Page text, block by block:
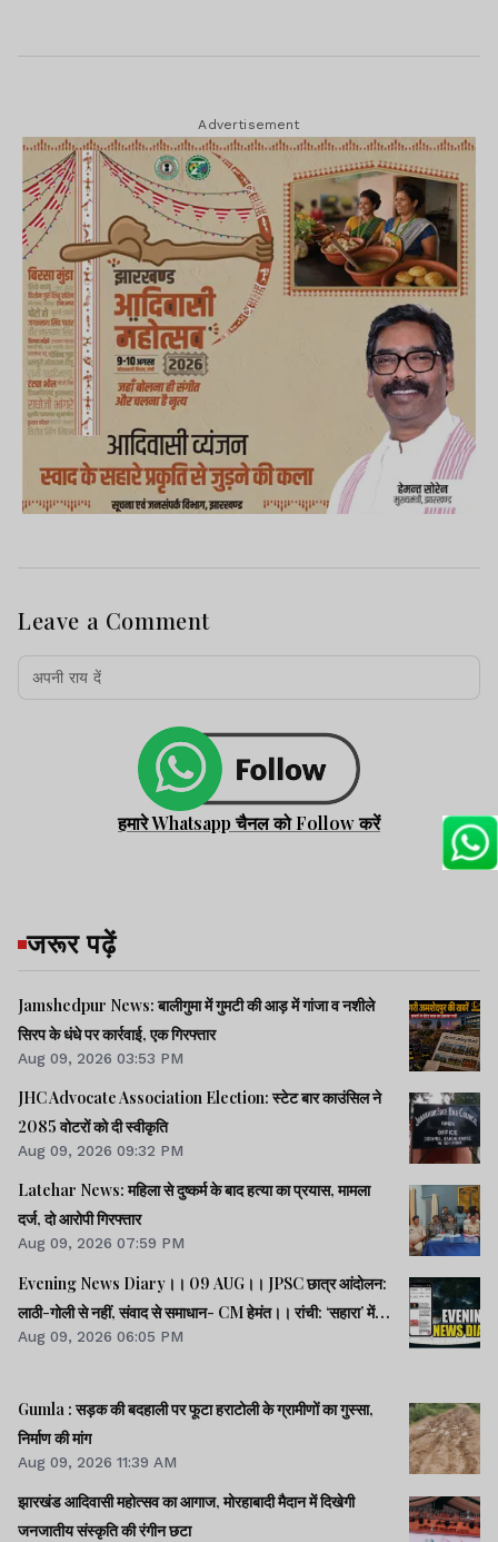
Advertisement
Leave a Comment
हमारे Whatsapp चैनल को Follow करें
जरूर पढ़ें
Jamshedpur News: बालीगुमा में गुमटी की आड़ में गांजा व नशीले
सिरप के धंधे पर कार्रवाई, एक गिरफ्तार
Aug 09, 2026 03:53 PM
JHC Advocate Association Election: स्टेट बार काउंसिल ने
2085 वोटरों को दी स्वीकृति
Aug 09, 2026 09:32 PM
Latehar News: महिला से दुष्कर्म के बाद हत्या का प्रयास, मामला
दर्ज, दो आरोपी गिरफ्तार
Aug 09, 2026 07:59 PM
Evening News Diary।। 09 AUG।। JPSC छात्र आंदोलन:
लाठी-गोली से नहीं, संवाद से समाधान- CM हेमंत।। रांची: ‘सहारा’ में
फंसे 32600 करोड़ की वापसी को लेकर सत्याग्रह।। SC/ST क्रीमी
अन्य खबरें व वीडियो।।
Aug 09, 2026 06:05 PM
Gumla : सड़क की बदहाली पर फूटा हराटोली के ग्रामीणों का गुस्सा,
निर्माण की मांग
Aug 09, 2026 11:39 AM
झारखंड आदिवासी महोत्सव का आगाज, मोरहाबादी मैदान में दिखेगी
जनजातीय संस्कृति की रंगीन छटा